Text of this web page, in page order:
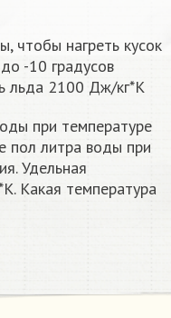
чтобы нагреть кусок
-10 градусов
льда 2100 Дж/кг*К
при температуре
пол литра воды при
Удельная
Какая температура